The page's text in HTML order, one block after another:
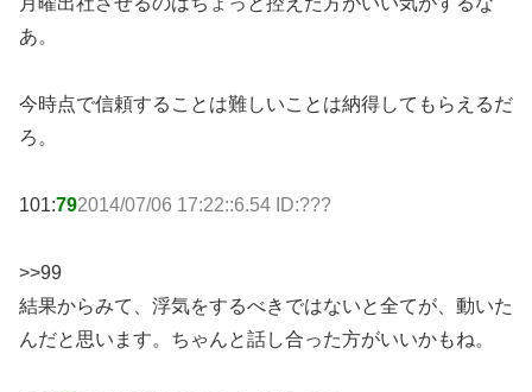
あ。
今時点で信頼することは難しいことは納得してもらえるだ
ろ。
101:792014/07/06 17:22::6.54 ID:???
>>99
結果からみて、浮気をするべきではないと全てが、動いた
んだと思います。ちゃんと話し合った方がいいかもね。